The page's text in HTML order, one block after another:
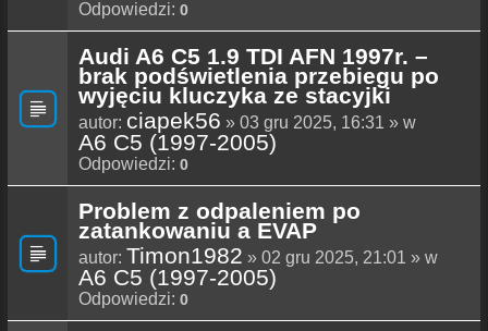
Odpowiedzi: 0
Audi A6 C5 1.9 TDI AFN 1997r. –
brak podświetlenia przebiegu po
wyjęciu kluczyka ze stacyjki
autor: ciapek56 » 03 gru 2025, 16:31 » w
A6 C5 (1997-2005)
Odpowiedzi: 0
Problem z odpaleniem po
zatankowaniu a EVAP
autor: Timon1982 » 02 gru 2025, 21:01 » w
A6 C5 (1997-2005)
Odpowiedzi: 0